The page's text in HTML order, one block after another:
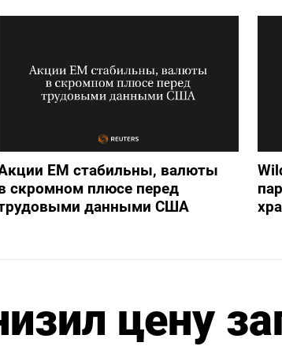
ЕМ стабильны, валюты
скромном плюсе перед
данными США
цену